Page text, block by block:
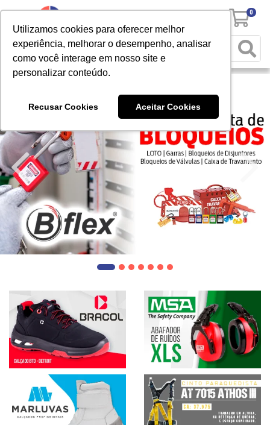
Utilizamos cookies para oferecer melhor
experiência, melhorar o desempenho, analisar
como você interage em nosso site e
personalizar conteúdo.
Recusar Cookies Aceitar Cookies
0